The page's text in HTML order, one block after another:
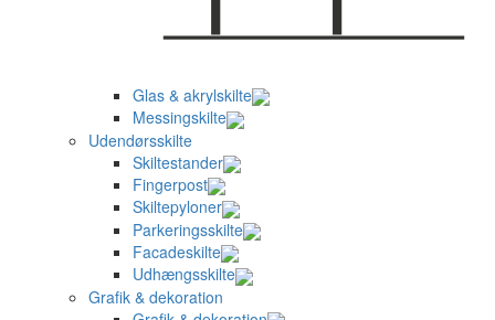
Glas & akrylskilte
Messingskilte
Udendørsskilte
Skiltestander
Fingerpost
Skiltepyloner
Parkeringsskilte
Facadeskilte
Udhængsskilte
Grafik & dekoration